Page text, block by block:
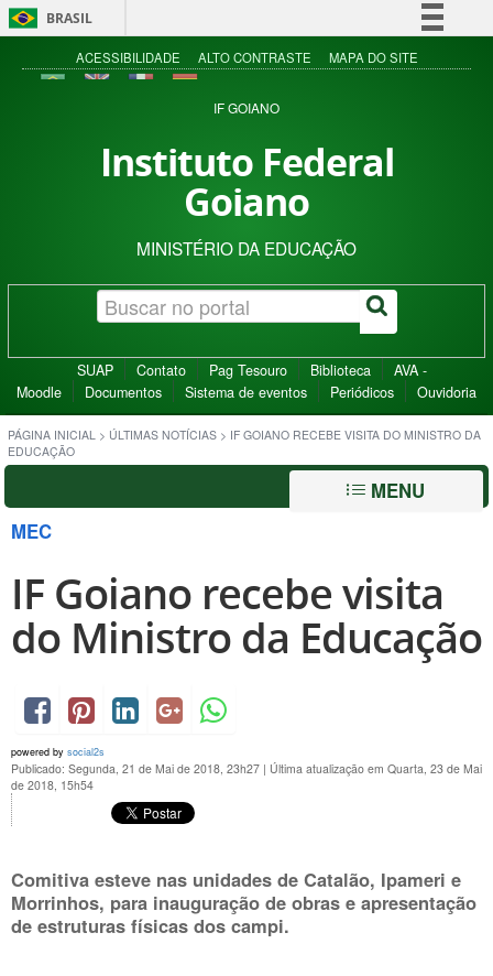
BRASIL
Simplifique!
Acesso à informação
ACESSIBILIDADE ALTO CONTRASTE MAPA DO SITE
IF GOIANO
Instituto Federal
Goiano
MINISTÉRIO DA EDUCAÇÃO
SUAP Contato Pag Tesouro Biblioteca
AVA -
Moodle
Documentos Sistema de eventos Periódicos Ouvidoria
PÁGINA INICIAL > ÚLTIMAS NOTÍCIAS > IF GOIANO RECEBE VISITA DO MINISTRO DA
EDUCAÇÃO
MENU
MEC
IF Goiano recebe visita
do Ministro da Educação
powered by social2s
Publicado: Segunda, 21 de Mai de 2018, 23h27 | Última atualização em Quarta, 23 de Mai
de 2018, 15h54
Comitiva esteve nas unidades de Catalão, Ipameri e
Morrinhos, para inauguração de obras e apresentação
de estruturas físicas dos campi.